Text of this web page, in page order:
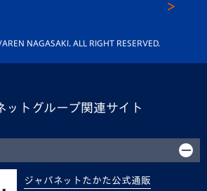
NAGASAKI. ALL RIGHT RESERVED.
ットグループ関連サイト
ジャパネットたかた公式通販